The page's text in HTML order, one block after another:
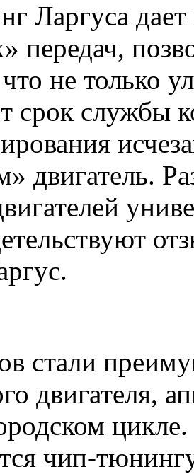
Ларгуса
передач,
не только
срок службы
двигатель.
стали
двигателя,
чип-